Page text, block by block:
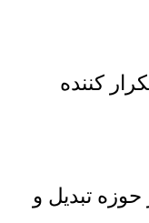
کننده
تبدیل و